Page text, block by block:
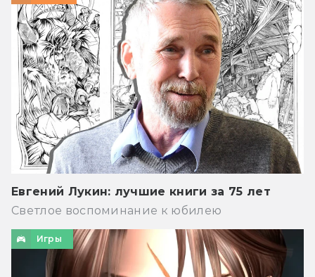
Евгений Лукин: лучшие книги за 75 лет
Светлое воспоминание к юбилею
Игры